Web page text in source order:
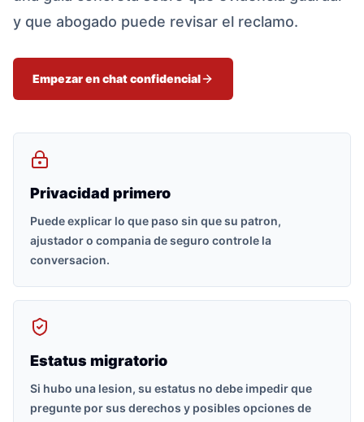
y que abogado puede revisar el reclamo.
Empezar en chat confidencial
Privacidad primero
Puede explicar lo que paso sin que su patron,
ajustador o compania de seguro controle la
conversacion.
Estatus migratorio
Si hubo una lesion, su estatus no debe impedir que
pregunte por sus derechos y posibles opciones de